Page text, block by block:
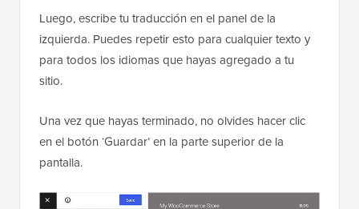
Luego, escribe tu traducción en el panel de la
izquierda. Puedes repetir esto para cualquier texto y
para todos los idiomas que hayas agregado a tu
sitio.
Una vez que hayas terminado, no olvides hacer clic
en el botón ‘Guardar’ en la parte superior de la
pantalla.